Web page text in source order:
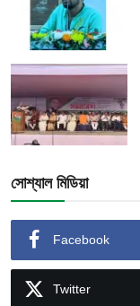
সোশ্যাল মিডিয়া
Facebook
Twitter